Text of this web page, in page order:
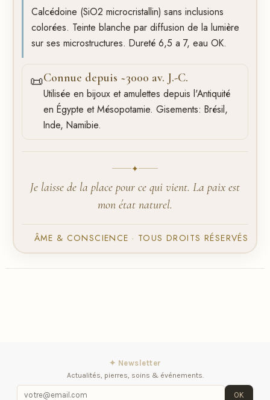
Calcédoine (SiO2 microcristallin) sans inclusions
colorées. Teinte blanche par diffusion de la lumière
sur ses microstructures. Dureté 6,5 a 7, eau OK.
📜Connue depuis ~3000 av. J.-C.
Utilisée en bijoux et amulettes depuis l'Antiquité
en Égypte et Mésopotamie. Gisements: Brésil,
Inde, Namibie.
✦
Je laisse de la place pour ce qui vient. La paix est
mon état naturel.
ÂME & CONSCIENCE · TOUS DROITS RÉSERVÉS
✦ Newsletter
Actualités, pierres, soins & événements.
OK